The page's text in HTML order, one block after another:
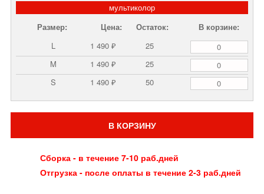
мультиколор
Размер:
Цена: Остаток:
В корзине:
L
1 490 ₽
25
M
1 490 ₽
25
S
1 490 ₽ 50
В КОРЗИНУ
Сборка - в течение 7-10 раб.дней
Отгрузка - после оплаты в течение 2-3 раб.дней